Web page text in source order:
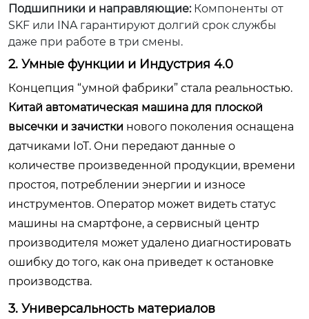
Подшипники и направляющие:Компоненты от
SKF или INA гарантируют долгий срок службы
даже при работе в три смены.
2. Умные функции и Индустрия 4.0
Концепция “умной фабрики” стала реальностью.
Китай автоматическая машина для плоской
высечки и зачистки нового поколения оснащена
датчиками IoT. Они передают данные о
количестве произведенной продукции, времени
простоя, потреблении энергии и износе
инструментов. Оператор может видеть статус
машины на смартфоне, а сервисный центр
производителя может удалено диагностировать
ошибку до того, как она приведет к остановке
производства.
3. Универсальность материалов